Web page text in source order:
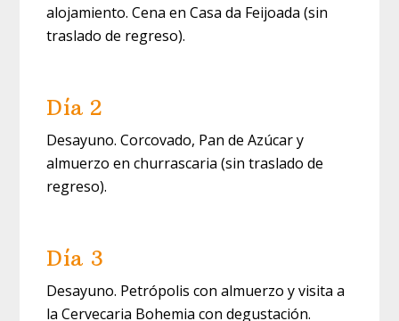
alojamiento. Cena en Casa da Feijoada (sin
traslado de regreso).
Día 2
Desayuno. Corcovado, Pan de Azúcar y
almuerzo en churrascaria (sin traslado de
regreso).
Día 3
Desayuno. Petrópolis con almuerzo y visita a
la Cervecaria Bohemia con degustación.